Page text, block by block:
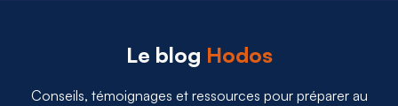
Le blog Hodos
Conseils, témoignages et ressources pour préparer au